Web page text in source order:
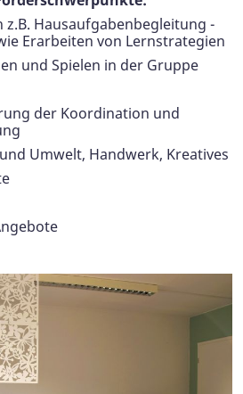
z.B. Hausaufgabenbegleitung -
Erarbeiten von Lernstrategien
und Spielen in der Gruppe
der Koordination und
Umwelt, Handwerk, Kreatives